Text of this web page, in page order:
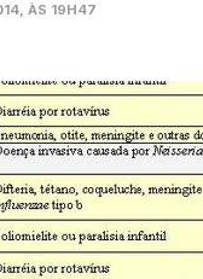
ÀS 19H47